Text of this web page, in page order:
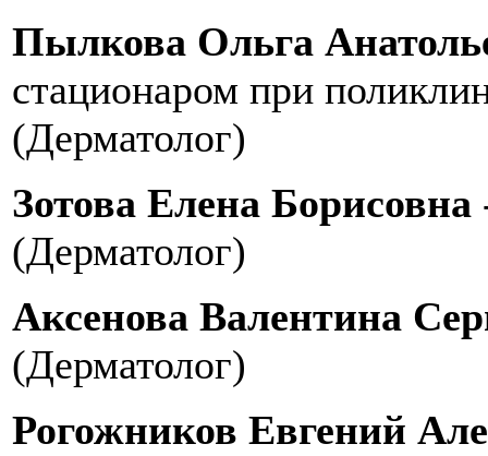
Пылкова Ольга
стационаром при
(Дерматолог)
Зотова Елена Борисовна
(Дерматолог)
Аксенова Валентина
(Дерматолог)
Рогожников Евгений